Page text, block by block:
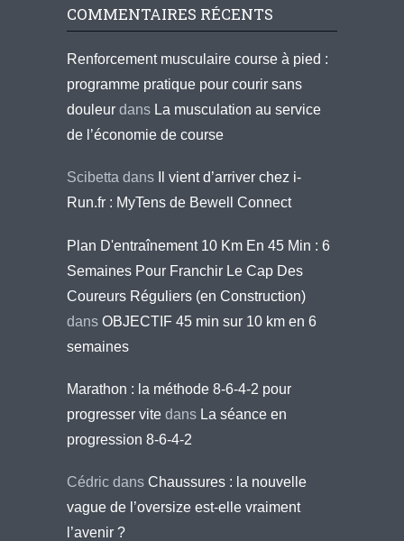
COMMENTAIRES RÉCENTS
Renforcement musculaire course à pied :
programme pratique pour courir sans
douleur dans La musculation au service
de l’économie de course
Scibetta dans
Il vient d’arriver chez i-
Run.fr : MyTens de Bewell Connect
Plan D'entraînement 10 Km En 45 Min : 6
Semaines Pour Franchir Le Cap Des
Coureurs Réguliers (en Construction)
dans OBJECTIF 45 min sur 10 km en 6
semaines
Marathon : la méthode 8-6-4-2 pour
progresser vite dans La séance en
progression 8-6-4-2
Cédric dans Chaussures : la nouvelle
vague de l’oversize est-elle vraiment
l’avenir ?